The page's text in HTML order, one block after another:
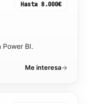
Hasta 8.000€
BI.
Me interesa